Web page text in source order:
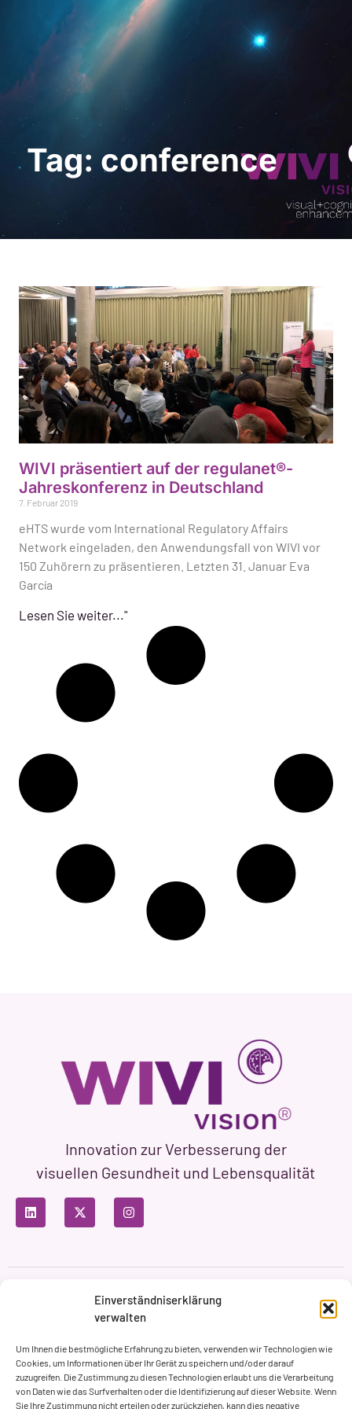
Einverständniserklärung
verwalten
Um Ihnen die bestmögliche Erfahrung zu bieten, verwenden wir Technologien wie
Cookies, um Informationen über Ihr Gerät zu speichern und/oder darauf
zuzugreifen. Die Zustimmung zu diesen Technologien erlaubt uns die Verarbeitung
von Daten wie das Surfverhalten oder die Identifizierung auf dieser Website. Wenn
Sie Ihre Zustimmung nicht erteilen oder zurückziehen, kann dies negative
Demo anfordern
Tag: conference
WIVI präsentiert auf der regulanet®-
Jahreskonferenz in Deutschland
7. Februar 2019
eHTS wurde vom International Regulatory Affairs
Network eingeladen, den Anwendungsfall von WIVI vor
150 Zuhörern zu präsentieren. Letzten 31. Januar Eva
García
Lesen Sie weiter..."
Innovation zur Verbesserung der
visuellen Gesundheit und Lebensqualität
Datenschutzbestimmungen
Nutzungsbedingungen
Cookie-Richtlinie